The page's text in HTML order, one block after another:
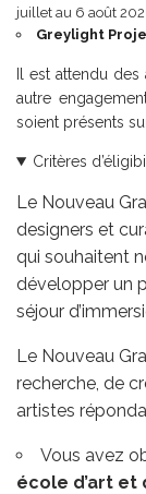
juillet au 6 août
Greylight
Il est attendu
autre
soient présents
Critères
Le Nouveau
designers et
qui souhaitent
développer un
séjour
Le Nouveau
recherche, de
artistes
Vous avez
école d’art et